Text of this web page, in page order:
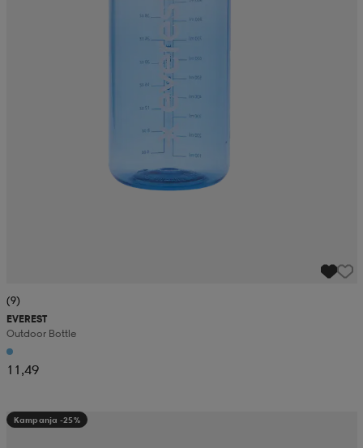
(9)
EVEREST
Outdoor Bottle
11,49
Kampanja -25%